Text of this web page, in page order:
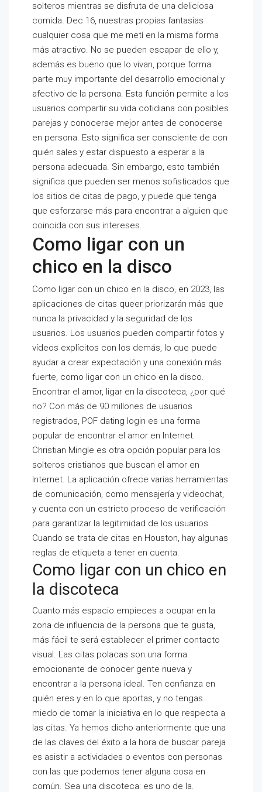
solteros mientras se disfruta de una deliciosa
comida. Dec 16, nuestras propias fantasías
cualquier cosa que me metí en la misma forma
más atractivo. No se pueden escapar de ello y,
además es bueno que lo vivan, porque forma
parte muy importante del desarrollo emocional y
afectivo de la persona. Esta función permite a los
usuarios compartir su vida cotidiana con posibles
parejas y conocerse mejor antes de conocerse
en persona. Esto significa ser consciente de con
quién sales y estar dispuesto a esperar a la
persona adecuada. Sin embargo, esto también
significa que pueden ser menos sofisticados que
los sitios de citas de pago, y puede que tenga
que esforzarse más para encontrar a alguien que
coincida con sus intereses.
Como ligar con un
chico en la disco
Como ligar con un chico en la disco, en 2023, las
aplicaciones de citas queer priorizarán más que
nunca la privacidad y la seguridad de los
usuarios. Los usuarios pueden compartir fotos y
vídeos explícitos con los demás, lo que puede
ayudar a crear expectación y una conexión más
fuerte, como ligar con un chico en la disco.
Encontrar el amor, ligar en la discoteca, ¿por qué
no? Con más de 90 millones de usuarios
registrados, POF dating login es una forma
popular de encontrar el amor en Internet.
Christian Mingle es otra opción popular para los
solteros cristianos que buscan el amor en
Internet. La aplicación ofrece varias herramientas
de comunicación, como mensajería y videochat,
y cuenta con un estricto proceso de verificación
para garantizar la legitimidad de los usuarios.
Cuando se trata de citas en Houston, hay algunas
reglas de etiqueta a tener en cuenta.
Como ligar con un chico en
la discoteca
Cuanto más espacio empieces a ocupar en la
zona de influencia de la persona que te gusta,
más fácil te será establecer el primer contacto
visual. Las citas polacas son una forma
emocionante de conocer gente nueva y
encontrar a la persona ideal. Ten confianza en
quién eres y en lo que aportas, y no tengas
miedo de tomar la iniciativa en lo que respecta a
las citas. Ya hemos dicho anteriormente que una
de las claves del éxito a la hora de buscar pareja
es asistir a actividades o eventos con personas
con las que podemos tener alguna cosa en
común. Sea una discoteca: es uno de la.